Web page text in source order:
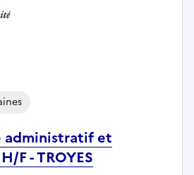
administratif et
F - TROYES